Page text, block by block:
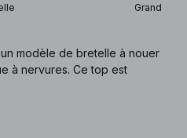
Grand
modèle de bretelle à nouer
à nervures. Ce top est